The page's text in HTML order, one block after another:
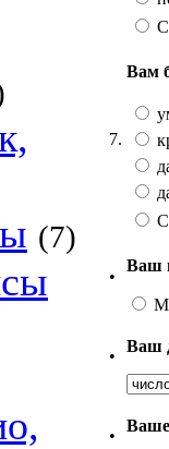
(7)
7.
Вам
•
Ваш
•
Ваш
•
Ваше